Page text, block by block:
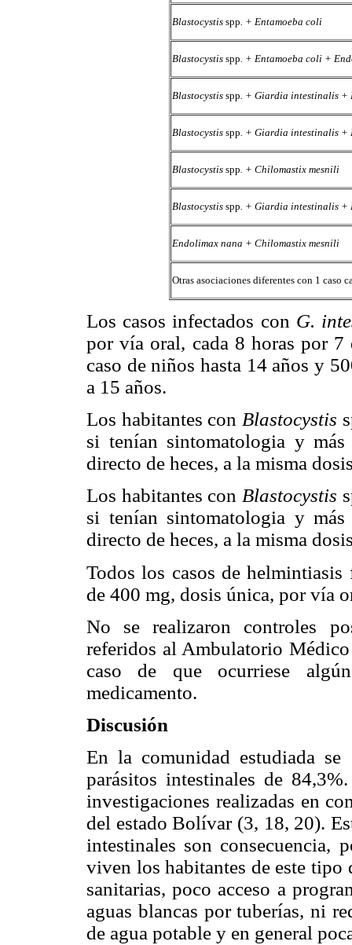
Blastocystis spp . + Entamoeba coli
Blastocystis spp . + Entamoeba coli +
Blastocystis spp . + Giardia intestinalis +
Blastocystis spp . + Giardia intestinalis +
Blastocystis spp . + Chilomastix mesnili
Blastocystis spp . + Giardia intestinalis
Endolimax nana + Chilomastix mesnili
Otras asociaciones diferentes con 1 caso
Los casos infectados con G.
por vía oral, cada 8 horas por
caso de niños hasta 14 años y
a 15 años.
Los habitantes con Blastocystis
si tenían sintomatologia y
directo de heces, a la misma
Los habitantes con Blastocystis
si tenían sintomatologia y
directo de heces, a la misma
Todos los casos de
de 400 mg, dosis única, por vía
No se realizaron controles
referidos al Ambulatorio
caso de que ocurriese
medicamento.
Discusión
En la comunidad estudiada se
parásitos intestinales de
investigaciones realizadas en
del estado Bolívar (3, 18, 20).
intestinales son consecuencia,
viven los habitantes de este tipo
sanitarias, poco acceso a
aguas blancas por tuberías, ni
de agua potable y en general